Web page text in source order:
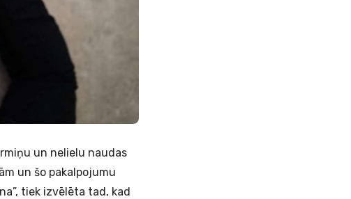
un nelielu naudas
un šo pakalpojumu
tiek izvēlēta tad, kad